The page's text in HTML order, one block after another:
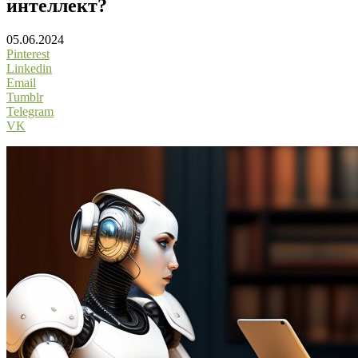
интеллект?
05.06.2024
Pinterest
Linkedin
Email
Tumblr
Telegram
VK